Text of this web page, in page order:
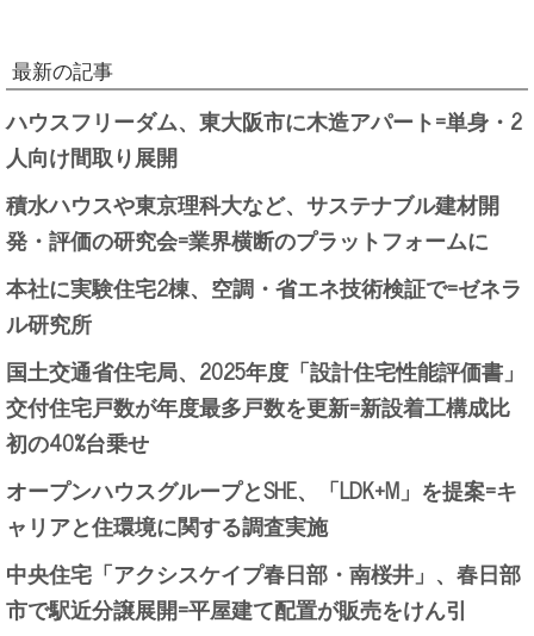
最新の記事
ハウスフリーダム、東大阪市に木造アパート=単身・2
人向け間取り展開
積水ハウスや東京理科大など、サステナブル建材開
発・評価の研究会=業界横断のプラットフォームに
本社に実験住宅2棟、空調・省エネ技術検証で=ゼネラ
ル研究所
国土交通省住宅局、2025年度「設計住宅性能評価書」
交付住宅戸数が年度最多戸数を更新=新設着工構成比
初の40%台乗せ
オープンハウスグループとSHE、「LDK+M」を提案=キ
ャリアと住環境に関する調査実施
中央住宅「アクシスケイプ春日部・南桜井」、春日部
市で駅近分譲展開=平屋建て配置が販売をけん引